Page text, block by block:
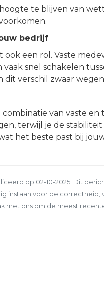
te blijven van
bedrijf
een rol. Vaste
snel schakelen
verschil zwaar
van vaste
terwijl je de
het beste past bij
op 02-10-2025. Dit
instaan voor de
met ons om de meest